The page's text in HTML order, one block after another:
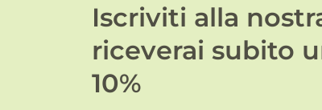
Iscriviti alla
riceverai subito
10%